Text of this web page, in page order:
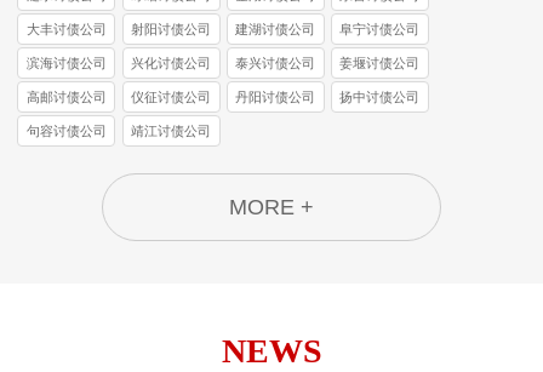
大丰讨债公司 射阳讨债公司 建湖讨债公司 阜宁讨债公司
滨海讨债公司 兴化讨债公司 泰兴讨债公司 姜堰讨债公司
高邮讨债公司 仪征讨债公司 丹阳讨债公司 扬中讨债公司
句容讨债公司 靖江讨债公司
MORE +
NEWS